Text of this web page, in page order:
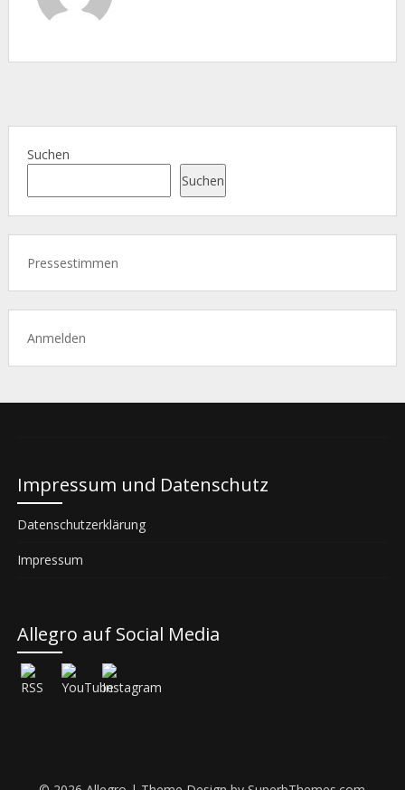
Suchen
Suchen
Pressestimmen
Anmelden
Impressum und Datenschutz
Datenschutzerklärung
Impressum
Allegro auf Social Media